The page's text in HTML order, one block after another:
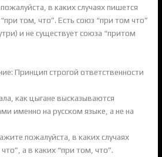
в каких случаях пишется
том, что”. Есть союз “при том что”
и не существует союза “притом
Принцип строгой ответственности
как цыгане высказываются
именно на русском языке, а не на
пожалуйста, в каких случаях
а в каких “при том, что”.